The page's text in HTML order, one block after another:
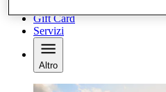
Gift Card
Servizi
Altro